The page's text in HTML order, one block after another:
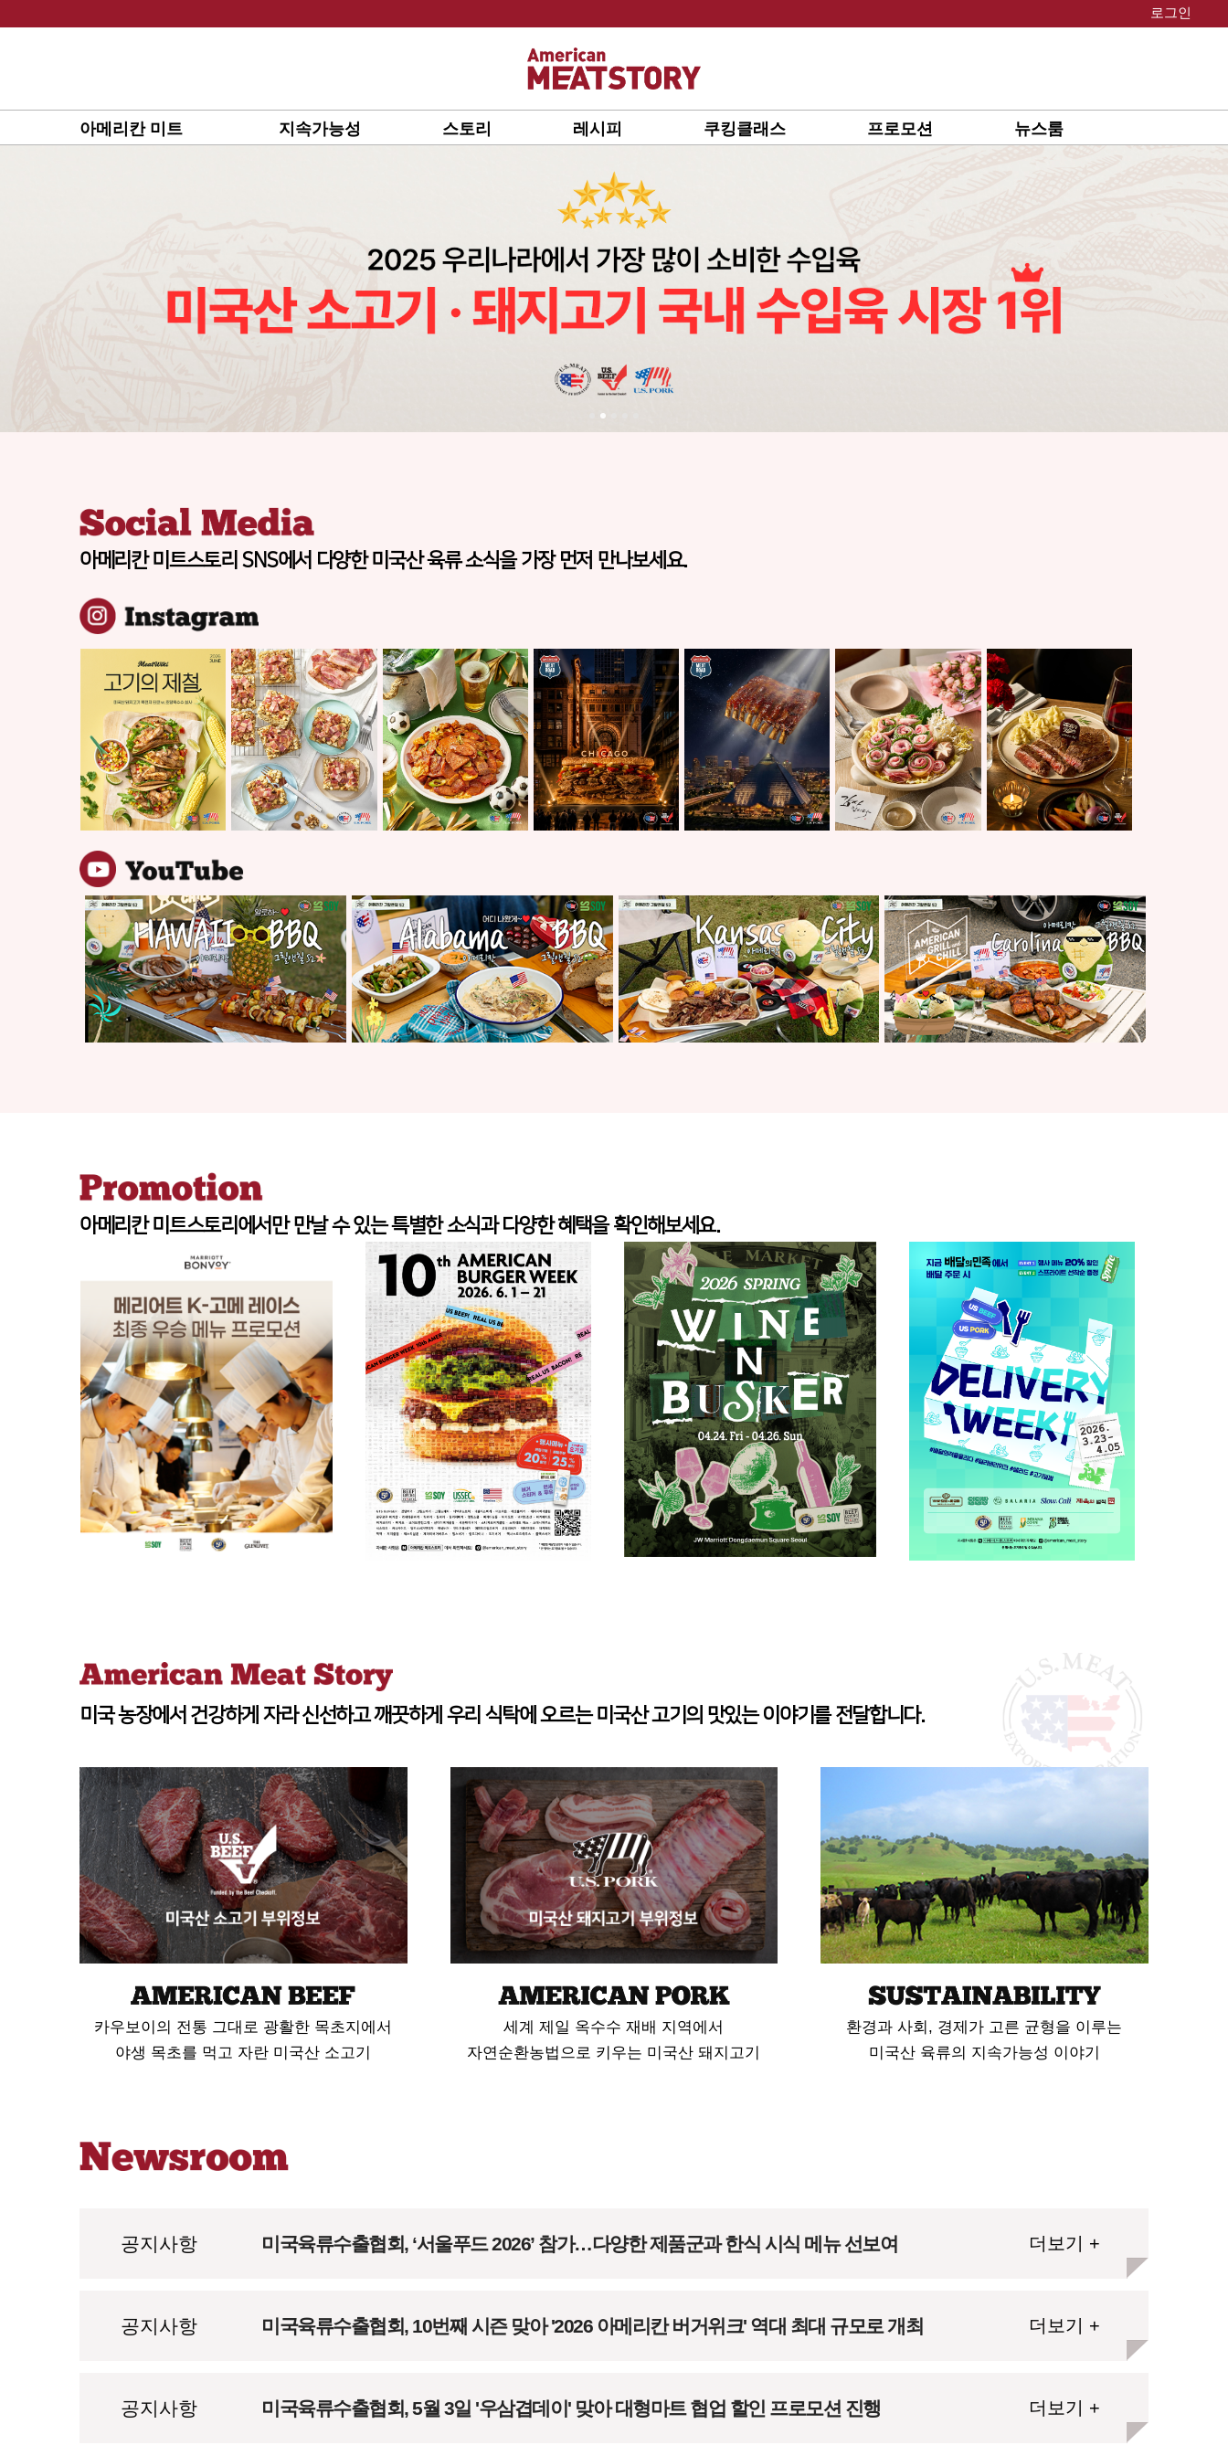
로그인
아메리칸 미트 지속가능성 스토리 레시피 쿠킹클래스 프로모션 뉴스룸
아메리칸 미트스토리 SNS에서 다양한미국산 육류 소식을 가장 먼저 만나보세요.
아메리칸 미트스토리에서만 만날 수 있는특별한 소식과 다양한 혜택을 확인해보세요.
미국 농장에서 건강하게 자라신선하고 깨끗하게 우리 식탁에 오르는미국산 고기의 맛있는 이야기를 전달합니다.
카우보이의 전통 그대로 광활한 목초지에서
야생 목초를 먹고 자란 미국산 소고기
세계 제일 옥수수 재배 지역에서
자연순환농법으로 키우는 미국산 돼지고기
환경과 사회, 경제가 고른 균형을 이루는
미국산 육류의 지속가능성 이야기
공지사항 미국육류수출협회, ‘서울푸드 2026’ 참가…다양한 제품군과 한식 시식 메뉴 선보여 더보기 +
공지사항 미국육류수출협회, 10번째 시즌 맞아 '2026 아메리칸 버거위크' 역대 최대 규모로 개최 더보기 +
공지사항 미국육류수출협회, 5월 3일 '우삼겹데이' 맞아 대형마트 협업 할인 프로모션 진행 더보기 +